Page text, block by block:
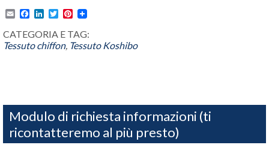
EmailFacebook
LinkedIn
TwitterPinterest
CATEGORIA E TAG:
Tessuto chiffon, Tessuto Koshibo
Modulo di richiesta informazioni (ti
ricontatteremo al più presto)